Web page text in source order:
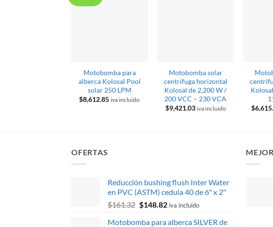
Motobomba para
alberca Kolosal Pool
solar 250 LPM
$8,612.85 iva incluido
Motobomba solar
centrífuga horizontal
Kolosal de 2,200 W /
200 VCC – 230 VCA
$9,421.03 iva incluido
$
OFERTAS
Reducción bushing flush Inter Water
en PVC (ASTM) cedula 40 de 6" x 2"
$161.32 El
original
$148.82El
actual
iva incluido
Motobomba para alberca SILVER de